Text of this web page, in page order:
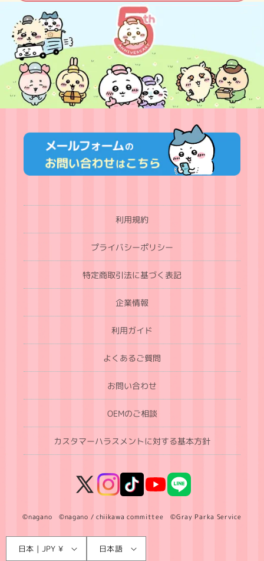
利用規約
プライバシーポリシー
特定商取引法に基づく表記
企業情報
利用ガイド
よくあるご質問
お問い合わせ
OEMのご相談
カスタマーハラスメントに対する基本方針
X
Instagram
TikTokYouTubeLINE
©nagano ©nagano / chiikawa committee ©Gray Parka Service
国
/
日本 | JPY ¥ 日本語